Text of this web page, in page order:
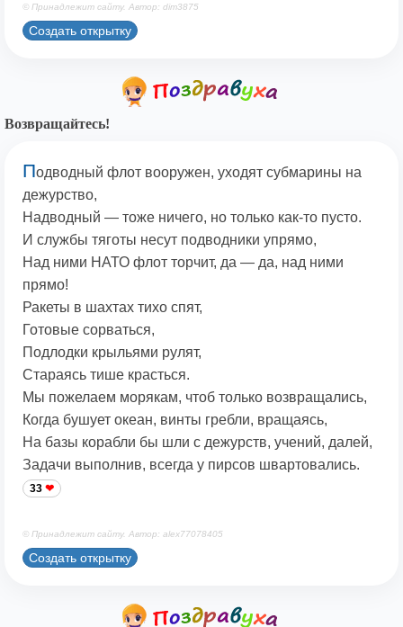
© Принадлежит сайту. Автор: dim3875
Создать открытку
Возвращайтесь!
Подводный флот вооружен, уходят субмарины на
дежурство,
Надводный — тоже ничего, но только как-то пусто.
И службы тяготы несут подводники упрямо,
Над ними НАТО флот торчит, да — да, над ними
прямо!
Ракеты в шахтах тихо спят,
Готовые сорваться,
Подлодки крыльями рулят,
Стараясь тише красться.
Мы пожелаем морякам, чтоб только возвращались,
Когда бушует океан, винты гребли, вращаясь,
На базы корабли бы шли с дежурств, учений, далей,
Задачи выполнив, всегда у пирсов швартовались.
33
© Принадлежит сайту. Автор: alex77078405
Создать открытку